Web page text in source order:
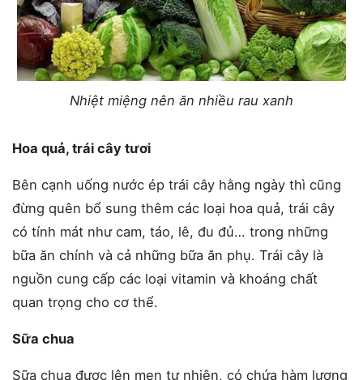
Nhiệt miệng nên ăn nhiều rau xanh
Hoa quả, trái cây tươi
Bên cạnh uống nước ép trái cây hằng ngày thì cũng
đừng quên bổ sung thêm các loại hoa quả, trái cây
có tính mát như cam, táo, lê, đu đủ… trong những
bữa ăn chính và cả những bữa ăn phụ. Trái cây là
nguồn cung cấp các loại vitamin và khoáng chất
quan trọng cho cơ thể.
Sữa chua
Sữa chua được lên men tự nhiên, có chứa hàm lượng